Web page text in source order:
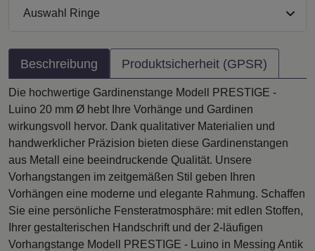
Auswahl Ringe
Beschreibung Produktsicherheit (GPSR)
Die hochwertige Gardinenstange Modell PRESTIGE -
Luino 20 mm Ø hebt Ihre Vorhänge und Gardinen
wirkungsvoll hervor. Dank qualitativer Materialien und
handwerklicher Präzision bieten diese Gardinenstangen
aus Metall eine beeindruckende Qualität. Unsere
Vorhangstangen im zeitgemäßen Stil geben Ihren
Vorhängen eine moderne und elegante Rahmung. Schaffen
Sie eine persönliche Fensteratmosphäre: mit edlen Stoffen,
Ihrer gestalterischen Handschrift und der 2-läufigen
Vorhangstange Modell PRESTIGE - Luino in Messing Antik